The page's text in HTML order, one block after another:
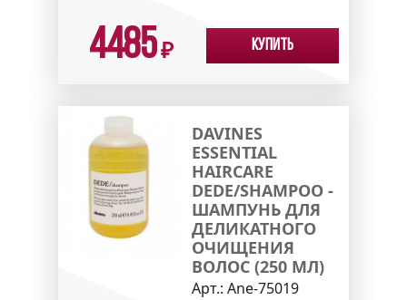
4485₽ Купить
DAVINES
ESSENTIAL
HAIRCARE
DEDE/SHAMPOO -
ШАМПУНЬ ДЛЯ
ДЕЛИКАТНОГО
ОЧИЩЕНИЯ
ВОЛОС (250 МЛ)
Арт.: Ane-75019